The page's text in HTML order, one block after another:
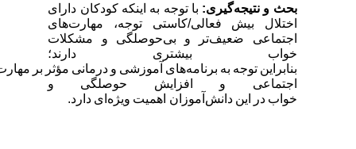
بحث و نتیجه‌گیری:با توجه به اینکه کودکان دارای
اختلال بیش فعالی/کاستی توجه، مهارت‌های
اجتماعی ضعیف‌تر و بی‌حوصلگی و مشکلات
خواب بیشتری دارند؛
بنابراینتوجه بهبرنامه‌هایآموزشی ودرمانی مؤثر برمهارت‌های
اجتماعی و افزایش حوصلگی
خوابدرایندانش‌آموزان اهمیتویژه‌ایدارد.